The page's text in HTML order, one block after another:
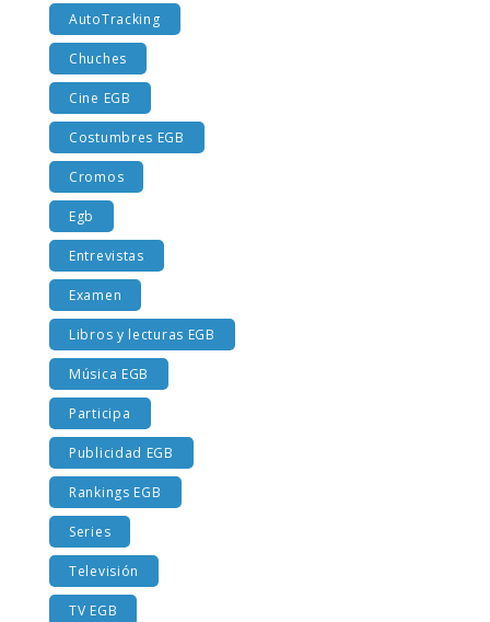
AutoTracking
Chuches
Cine EGB
Costumbres EGB
Cromos
Egb
Entrevistas
Examen
Libros y lecturas EGB
Música EGB
Participa
Publicidad EGB
Rankings EGB
Series
Televisión
TV EGB